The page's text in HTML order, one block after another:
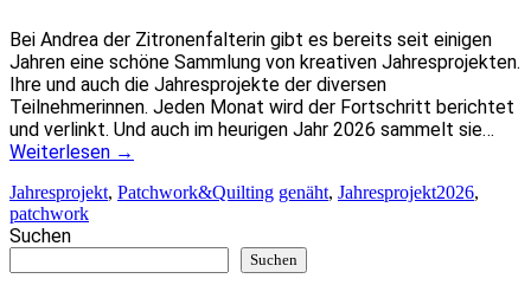
Bei Andrea der Zitronenfalterin gibt es bereits seit einigen
Jahren eine schöne Sammlung von kreativen Jahresprojekten.
Ihre und auch die Jahresprojekte der diversen
Teilnehmerinnen. Jeden Monat wird der Fortschritt berichtet
und verlinkt. Und auch im heurigen Jahr 2026 sammelt sie…
Weiterlesen →
Jahresprojekt, Patchwork&Quilting genäht, Jahresprojekt2026,
patchwork
Suchen
Suchen